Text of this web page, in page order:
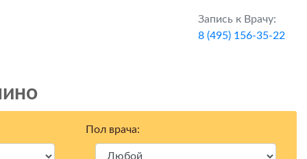
Запись к Врачу:
8 (495) 156-35-22
Пол врача: